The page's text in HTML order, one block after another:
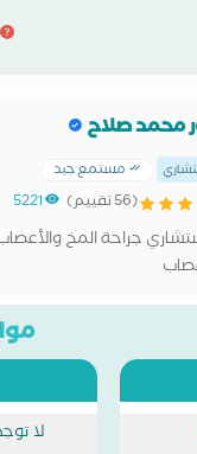
محمد صلاح
مستمع جيد
(56 تقييم) 5221
جراحة المخ
لا